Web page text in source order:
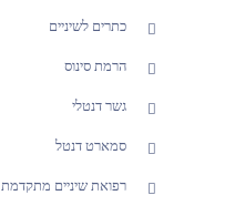
כתרים לשיניים
הרמת סינוס
גשר דנטלי
סמארט דנטל
רפואת שיניים מתקדמת